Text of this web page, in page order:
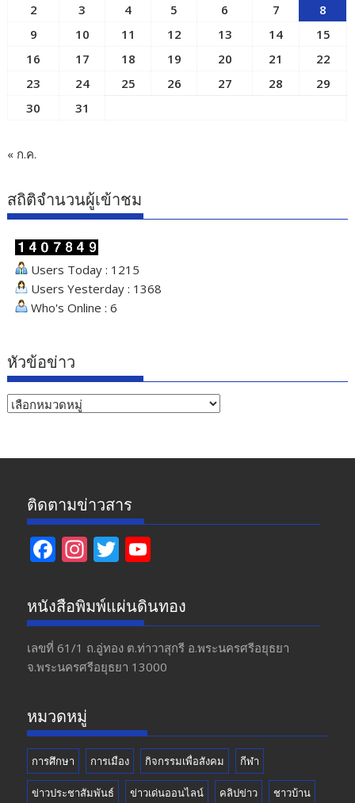
2
3 4 5 6 7
8
9
10 11 12 13 14
15
16
17 18 19 20 21
22
23
24 25 26 27 28
29
30
31
« ก.ค.
สถิติจำนวนผู้เข้าชม
Users Today : 1215
Users Yesterday : 1368
Who's Online : 6
หัวข้อข่าว
หัวข้อ
ติดตามข่าวสาร
F
e
b
o
o
In
a
gr
a
m
T
itt
er
u
T
u
b
หนังสือพิมพ์แผ่นดินทอง
เลขที่ 61/1 ถ.อู่ทอง​ ต.​ท่าวาสุกรี​ อ.พระนครศรีอยุธยา​
จ.พระนครศรีอยุธยา 13000
หมวดหมู่
การศึกษา การเมือง กิจกรรมเพื่อสังคม กีฬา
ข่าวประชาสัมพันธ์ ข่าวเด่นออนไลน์ คลิปข่าว ชาวบ้าน